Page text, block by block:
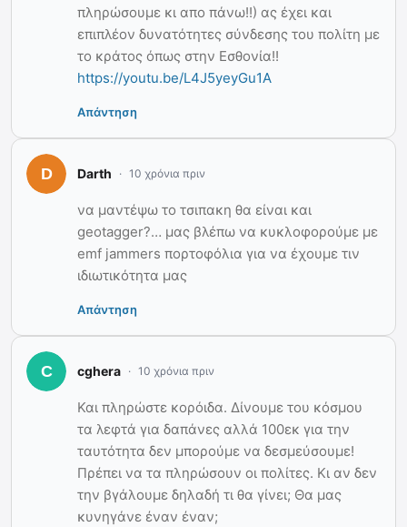
πληρώσουμε κι απο πάνω!!) ας έχει και
επιπλέον δυνατότητες σύνδεσης του πολίτη με
το κράτος όπως στην Εσθονία!!
https://youtu.be/L4J5yeyGu1A
Απάντηση
Darth 10 χρόνια πριν
να μαντέψω το τσιπακη θα είναι και
geotagger?… μας βλέπω να κυκλοφορούμε με
emf jammers πορτοφόλια για να έχουμε τιν
ιδιωτικότητα μας
Απάντηση
cghera 10 χρόνια πριν
Και πληρώστε κορόιδα. Δίνουμε του κόσμου
τα λεφτά για δαπάνες αλλά 100εκ για την
ταυτότητα δεν μπορούμε να δεσμεύσουμε!
Πρέπει να τα πληρώσουν οι πολίτες. Κι αν δεν
την βγάλουμε δηλαδή τι θα γίνει; Θα μας
κυνηγάνε έναν έναν;